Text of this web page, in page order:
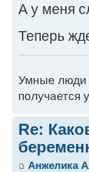
А у меня
Теперь
Умные люди
получается
Re:
Анжелика